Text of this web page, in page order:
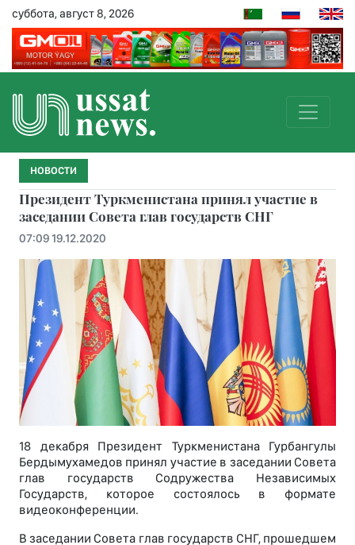
суббота, август 8, 2026
НОВОСТИ
Президент Туркменистана принял участие в
заседании Совета глав государств СНГ
07:09 19.12.2020
18 декабря Президент Туркменистана Гурбангулы
Бердымухамедов принял участие в заседании Совета
глав государств Содружества Независимых
Государств, которое состоялось в формате
видеоконференции.
В заседании Совета глав государств СНГ, прошедшем